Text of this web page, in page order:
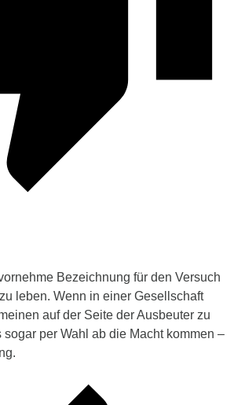
Bezeichnung für den Versuch
leben. Wenn in einer Gesellschaft
auf der Seite der Ausbeuter zu
sogar per Wahl ab die Macht kommen –